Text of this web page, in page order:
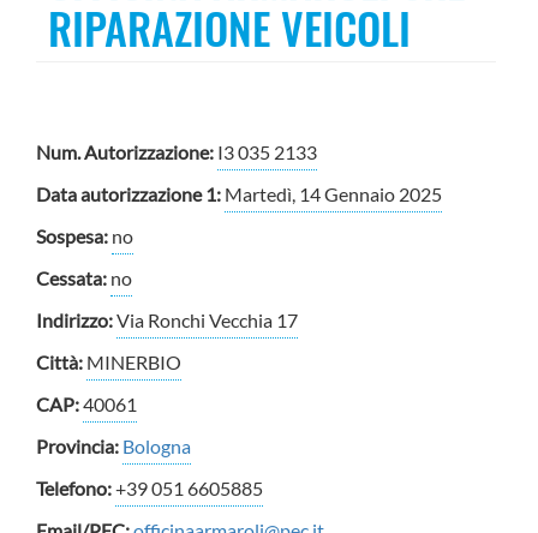
RIPARAZIONE VEICOLI
Num. Autorizzazione: I3 035 2133
Data autorizzazione 1: Martedì, 14 Gennaio 2025
Sospesa: no
Cessata: no
Indirizzo:Via Ronchi Vecchia 17
Città: MINERBIO
CAP:40061
Provincia: Bologna
Telefono:+39 051 6605885